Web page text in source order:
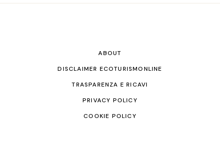
ABOUT
DISCLAIMER ECOTURISMONLINE
TRASPARENZA E RICAVI
PRIVACY POLICY
COOKIE POLICY